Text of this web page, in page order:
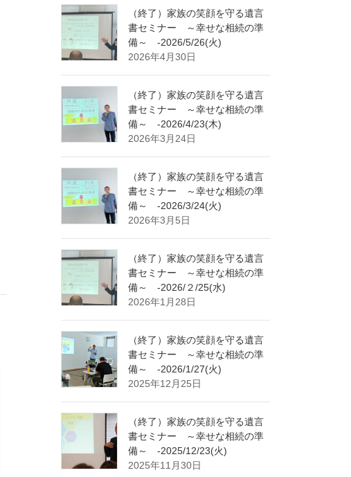
（終了）家族の笑顔を守る遺言
書セミナー ～幸せな相続の準
備～ -2026/5/26(火)
2026年4月30日
（終了）家族の笑顔を守る遺言
書セミナー ～幸せな相続の準
備～ -2026/4/23(木)
2026年3月24日
（終了）家族の笑顔を守る遺言
書セミナー ～幸せな相続の準
備～ -2026/3/24(火)
2026年3月5日
（終了）家族の笑顔を守る遺言
書セミナー ～幸せな相続の準
備～ -2026/２/25(水)
2026年1月28日
（終了）家族の笑顔を守る遺言
書セミナー ～幸せな相続の準
備～ -2026/1/27(火)
2025年12月25日
（終了）家族の笑顔を守る遺言
書セミナー ～幸せな相続の準
備～ -2025/12/23(火)
2025年11月30日